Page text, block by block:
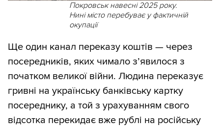
Покровськ навесні 2025 року.
Нині місто перебуває у фактичній
окупації
Ще один канал переказу коштів — через
посередників, яких чимало з’явилося з
початком великої війни. Людина переказує
гривні на українську банківську картку
посереднику, а той з урахуванням свого
відсотка перекидає вже рублі на російську